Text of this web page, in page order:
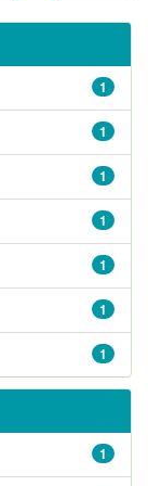
1
1
1
1
1
1
1
1